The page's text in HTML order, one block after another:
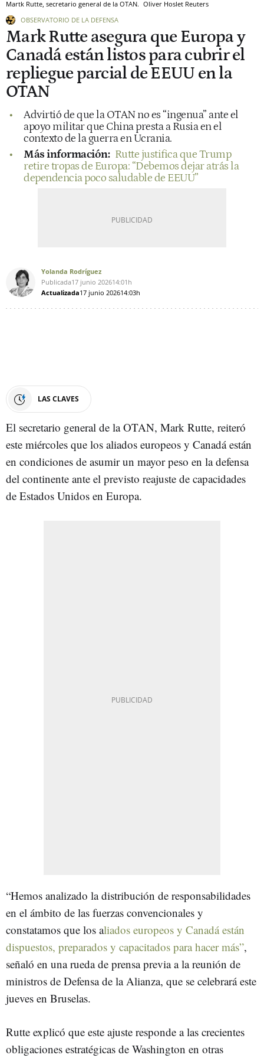
Martk Rutte, secretario general de la OTAN. Oliver Hoslet Reuters
OBSERVATORIO DE LA DEFENSA
Mark Rutte asegura que Europa y
Canadá están listos para cubrir el
repliegue parcial de EEUU en la
OTAN
Advirtió de que la OTAN no es “ingenua” ante el
apoyo militar que China presta a Rusia en el
contexto de la guerra en Ucrania.
Más información: Rutte justifica que Trump
retire tropas de Europa: “Debemos dejar atrás la
dependencia poco saludable de EEUU”
Yolanda Rodríguez
Publicada17 junio 202614:01h
Actualizada17 junio 202614:03h
LAS CLAVES
El secretario general de la OTAN, Mark Rutte, reiteró
este miércoles que los aliados europeos y Canadá están
en condiciones de asumir un mayor peso en la defensa
del continente ante el previsto reajuste de capacidades
de Estados Unidos en Europa.
“Hemos analizado la distribución de responsabilidades
en el ámbito de las fuerzas convencionales y
constatamos que los aliados europeos y Canadá están
dispuestos, preparados y capacitados para hacer más”,
señaló en una rueda de prensa previa a la reunión de
ministros de Defensa de la Alianza, que se celebrará este
jueves en Bruselas.
Rutte explicó que este ajuste responde a las crecientes
obligaciones estratégicas de Washington en otras